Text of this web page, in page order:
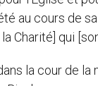
au cours de
Charité] qui
la cour de